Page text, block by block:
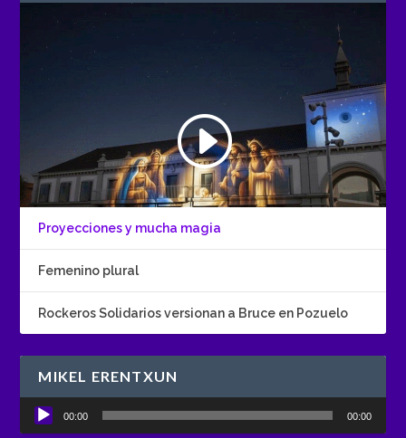
Proyecciones y mucha magia
Femenino plural
Rockeros Solidarios versionan a Bruce en Pozuelo
MIKEL ERENTXUN
Reproductor
de
00:00 00:00